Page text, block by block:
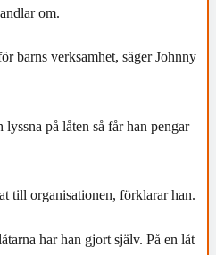
om.
barns verksamhet, säger Johnny
på låten så får han pengar
till organisationen, förklarar han.
har han gjort själv. På en låt